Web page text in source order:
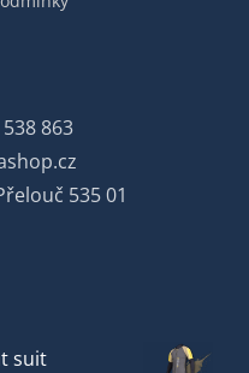
863
535 01
suit